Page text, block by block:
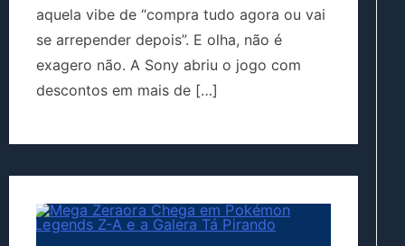
aquela vibe de “compra tudo agora ou vai
se arrepender depois”. E olha, não é
exagero não. A Sony abriu o jogo com
descontos em mais de […]